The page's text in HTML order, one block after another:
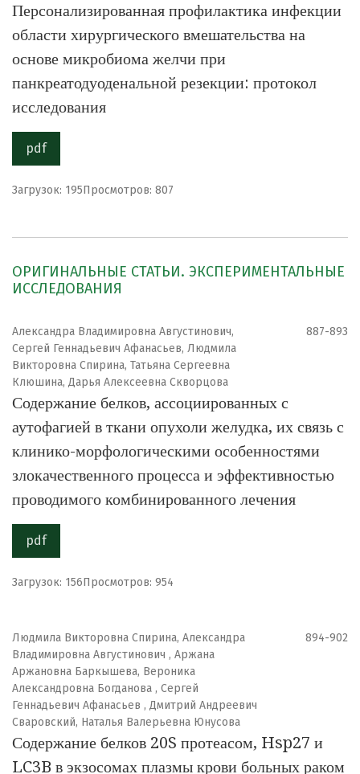
Персонализированная профилактика инфекции
области хирургического вмешательства на
основе микробиома желчи при
панкреатодуоденальной резекции: протокол
исследования
pdf
Загрузок: 195Просмотров: 807
ОРИГИНАЛЬНЫЕ СТАТЬИ. ЭКСПЕРИМЕНТАЛЬНЫЕ
ИССЛЕДОВАНИЯ
Александра Владимировна Августинович,
Сергей Геннадьевич Афанасьев, Людмила
Викторовна Спирина, Татьяна Сергеевна
Клюшина, Дарья Алексеевна Скворцова
887-893
Содержание белков, ассоциированных с
аутофагией в ткани опухоли желудка, их связь с
клинико-морфологическими особенностями
злокачественного процесса и эффективностью
проводимого комбинированного лечения
pdf
Загрузок: 156Просмотров: 954
Людмила Викторовна Спирина, Александра
Владимировна Августинович , Аржана
Аржановна Баркышева, Вероника
Александровна Богданова , Сергей
Геннадьевич Афанасьев , Дмитрий Андреевич
Сваровский, Наталья Валерьевна Юнусова
894-902
Содержание белков 20S протеасом, Hsp27 и
LC3B в экзосомах плазмы крови больных раком